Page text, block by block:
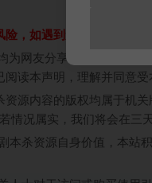
险，如遇到无效链接请联
为网友分享投稿+个人整
读本声明，理解并同意
资源内容的版权均属于机
情况属实，我们将会在三
本杀资源自身价值，本站